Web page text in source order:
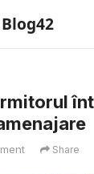
Blog42
Share